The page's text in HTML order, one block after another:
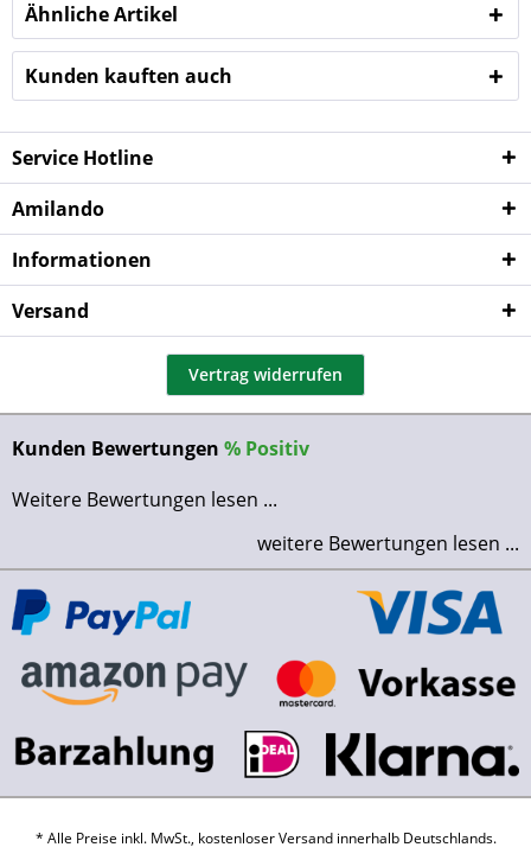
Ähnliche Artikel
Kunden kauften auch
Service Hotline
Amilando
Informationen
Versand
Vertrag widerrufen
Kunden Bewertungen % Positiv
Weitere Bewertungen lesen ...
weitere Bewertungen lesen ...
* Alle Preise inkl. MwSt., kostenloser Versand innerhalb Deutschlands.